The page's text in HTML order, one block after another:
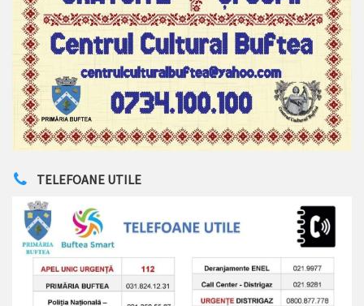
TELEFOANE UTILE